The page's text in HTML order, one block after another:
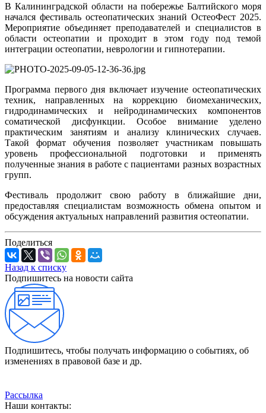
В Калининградской области на побережье Балтийского моря
начался фестиваль остеопатических знаний ОстеоФест 2025.
Мероприятие объединяет преподавателей и специалистов в
области остеопатии и проходит в этом году под темой
интеграции остеопатии, неврологии и гипнотерапии.
Программа первого дня включает изучение остеопатических
техник, направленных на коррекцию биомеханических,
гидродинамических и нейродинамических компонентов
соматической дисфункции. Особое внимание уделено
практическим занятиям и анализу клинических случаев.
Такой формат обучения позволяет участникам повышать
уровень профессиональной подготовки и применять
полученные знания в работе с пациентами разных возрастных
групп.
Фестиваль продолжит свою работу в ближайшие дни,
предоставляя специалистам возможность обмена опытом и
обсуждения актуальных направлений развития остеопатии.
Поделиться
Назад к списку
Подпишитесь на новости сайта
Подпишитесь, чтобы получать информацию о событиях, об
изменениях в правовой базе и др.
Рассылка
Наши контакты: